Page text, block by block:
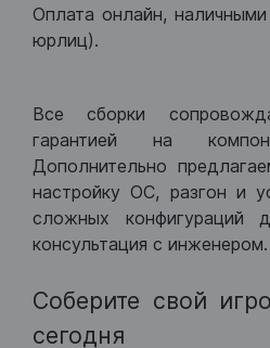
Оплата онлайн,
юрлиц).
Все сборки
гарантией на
Дополнительно
настройку ОС, разгон и
сложных конфигураций
консультация с инженером.
Соберите свой
сегодня